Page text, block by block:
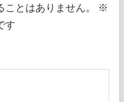
とはありません。
※
す